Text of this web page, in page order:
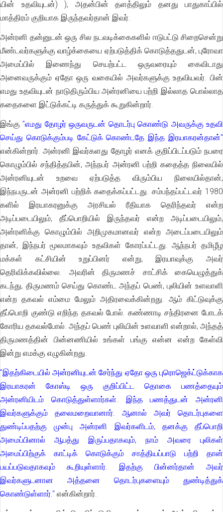
யின் உதவியுடன்) ), அதன்பின் தளத்திலும் தனது பாதுகாப்பில்
மாத்திரம் குறியாக இருந்தவர்தான் இவர்.
அன்ரனி தன்னுடன் ஒரு சில நடவடிக்கைகளில் ஈடுபட்டு சிறைசென்று
மீண்டவர்களுக்கு வாழ்க்கையை ஏற்படுத்திக் கொடுத்ததுடன், புரோவா
அமைப்பில் இணைந்து செயற்பட்ட ஒருவரையும் கைவிடாது
அனைவருக்கும் ஏதோ ஒரு வகையில் அவர்களுக்கு உதவியவர். பின்
எமது உதவியுடன் நாடுதிரும்பிய அன்ரனியை பற்றி இல்லாத பொல்லாத
கதைகளை இட்டுக்கட்டி கருத்துக் கூறுகின்றார்.
இங்கு "எமது தோழர் ஒருவருடன் தொடர்பு கொண்டு அவருக்கு உதவி
செய்து கொடுக்கும்படி கேட்டுக் கொண்டதே இந்த இரயாகரன்தான்"
என்கின்றார். அன்ரனி இவர்களது தோழர் எனக் குறிப்பிடப்படும் நபரை
கொழும்பில் சந்தித்தபின், அந்நபர் அன்ரனி பற்றி கதைத்த நிலையில்
அன்ரனியுடன் உறவை ஏற்படுத்த விரும்பிய நிலையில்தான்,
இந்நபருடன் அன்ரனி பற்றிக் கதைக்கப்பட்டது. சம்பந்தப்பட்டவர் 1980
களில் இரயாகரனுக்கு அரசியல் ரீதியாக தெரிந்தவர் என்ற
அடிப்படையிலும், தீப்பொறியில் இருந்தவர் என்ற அடிப்படையிலும்,
அன்ரனிக்கு கொழும்பில் அறிமுகமானவர் என்ற அடைப்படையிலும்
தான், இந்நபர் மூலமாகவும் உதவிகள் கோரப்பட்டது. ஆந்நபர் தமிழீழ
மக்கள் கட்சியின் உறுப்பினர் என்று, இரயாவுக்கு அவர்
தெரிவிக்கவில்லை. அவரின் திருமணச் சாட்சிக் கையெழுத்துக்
கடந்து, திருமணம் செய்து கொண்ட அந்தப் பெண், புலியின் உளவாளி
என்ற தகவல் எம்மை மேலும் அதிரவைக்கின்றது. ஆம் கிட்டுவுக்கு
தீப்பொறி குண்டு எறிந்த தகவல் போல். கண்ணாடி சந்திரனை போடக்
கோரிய தகவல்போல். அந்தப் பெண் புலியின் உளவாளி என்றால், அந்தத்
திருமணத்தின் பின்னணியில் உங்கள் பங்கு என்ன என்ற கேள்வி
இன்று எமக்கு எழுகின்றது.
"இதற்கிடையில் அன்ரனியுடன் சேர்ந்து ஏதோ ஒரு புரொஜெக்ட்டுக்காக
இரயாகரன் கோஸ்டி ஒரு குறிப்பிட்ட தொகை பணத்தையும்
அன்ரனியிடம் கொடுத்துள்ளார்கள். இந்த பணத்துடன் அன்ரனி
இவர்களுக்கும் தலைமறைவானார். ஆனால் அவர் தொடர்புகளை
துண்டிப்பதற்கு முன்பு அன்ரனி இவர்களிடம், தனக்கு தீப்பொறி
அமைப்பினால் ஆபத்து இருப்பதாகவும், நாம் அவரை புலிகள்
அமைப்பிற்குக் காட்டிக் கொடுக்கும் சாத்தியப்பாடு பற்றி தான்
பயப்படுவதாகவும் கூறியுள்ளார். இதற்கு பின்னர்தான் அவர்
இவர்களுடனான அத்தனை தொடர்புகளையும் துண்டித்துக்
கொண்டுள்ளார்." என்கின்றார்.